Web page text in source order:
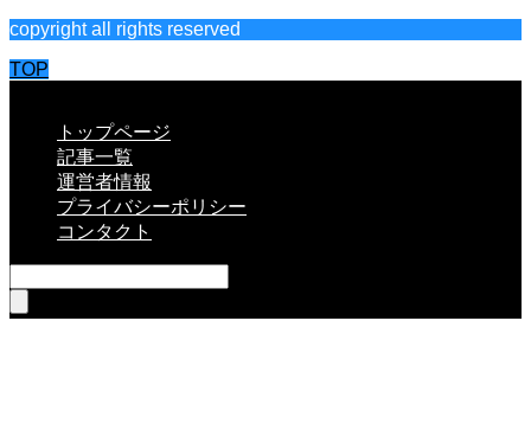
copyright all rights reserved
TOP
トップページ
記事一覧
運営者情報
プライバシーポリシー
コンタクト